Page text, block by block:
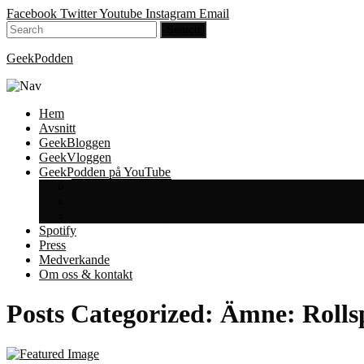
Facebook TwitterYoutube Instagram Email
GeekPodden
Hem
Avsnitt
GeekBloggen
GeekVloggen
GeekPodden på YouTube
Spotify
Press
Medverkande
Om oss & kontakt
Posts Categorized: Ämne: